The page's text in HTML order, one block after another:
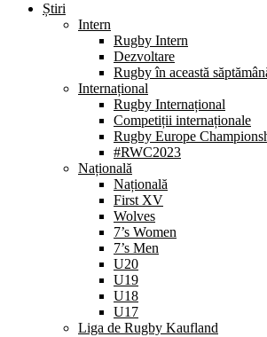
Știri
Intern
Rugby Intern
Dezvoltare
Rugby în această
Internațional
Rugby Internațional
Competiții internaționale
Rugby Europe
#RWC2023
Națională
Națională
First XV
Wolves
7’s Women
7’s Men
U20
U19
U18
U17
Liga de Rugby Kaufland